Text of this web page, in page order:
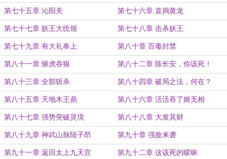
第七十五章 沁阳关 第七十六章 直捣黄龙
第七十七章 妖王大统领 第七十八章 击杀妖王
第七十九章 有大礼奉上 第八十章 百毒封禁
第八十一章 驱虎吞狼 第八十二章 陈长安，你该死！
第八十三章 全部斩杀 第八十四章 破局之法，何在？
第八十五章 天地木王鼎 第八十六章 活活吞了姬无相
第八十七章 强势突破灵境 第八十八章 大发其财
第八十九章 神武山脉陆子昂 第九十章 强敌来袭
第九十一章 返回太上九天宫 第九十二章 这该死的暧昧